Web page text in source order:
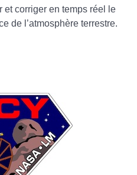
et corriger en temps réel le
de l’atmosphère terrestre.